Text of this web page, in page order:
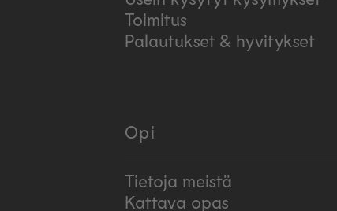
Toimitus
Palautukset & hyvitykset
Opi
Tietoja meistä
Kattava opas